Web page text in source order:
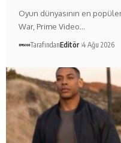
Oyun dünyasının en
War, Prime Video…
TarafındanEditör 4 Ağu 2026